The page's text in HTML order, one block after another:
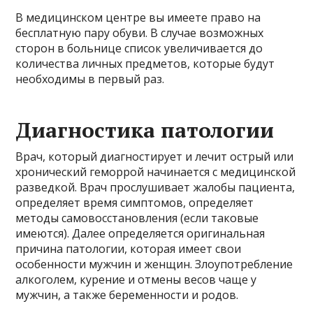
В медицинском центре вы имеете право на
бесплатную пару обуви. В случае возможных
сторон в больнице список увеличивается до
количества личных предметов, которые будут
необходимы в первый раз.
Диагностика патологии
Врач, который диагностирует и лечит острый или
хронический геморрой начинается с медицинской
разведкой. Врач прослушивает жалобы пациента,
определяет время симптомов, определяет
методы самовосстановления (если таковые
имеются). Далее определяется оригинальная
причина патологии, которая имеет свои
особенности мужчин и женщин. Злоупотребление
алкоголем, курение и отмены весов чаще у
мужчин, а также беременности и родов.